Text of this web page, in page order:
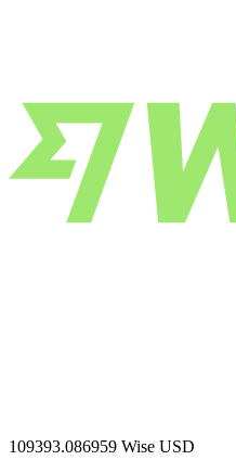
109393.086959 Wise USD